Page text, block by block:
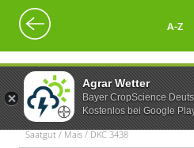
Agrar Wetter
Bayer CropScience
Kostenlos bei Google
A-Z
Saatgut / Mais / DKC 3438